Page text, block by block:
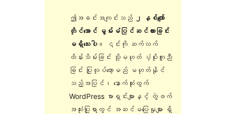
ဤအခင်းအကျင်းသည်
၂ နှစ်ကျော်
တိုင်အောင် မွမ်းမံပြင်ဆင်ထားခြင်း
မရှိသေးပါ။ ၎င်းကို ဆက်လက်
ထိန်းသိမ်းခြင်း သို့မဟုတ် ပံ့ပိုးကူညီ
ခြင်း ပြုလုပ်တော့မည် မဟုတ်နိုင်
သည့်အပြင်၊ နောက်ဆုံးထွက်
WordPress ဗားရှင်းများနှင့် တွဲဖက်
အသုံးပြုရာတွင် အဆင်မပြေမှုများ ရှိ